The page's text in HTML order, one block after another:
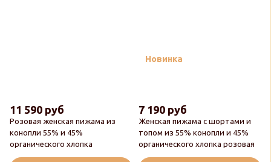
Розовая женская пижама из
конопли 55% и 45%
органического хлопка
11 590 руб
Новинка
Женская пижама с шортами и
топом из 55% конопли и 45%
органического хлопка розовая
7 190 руб